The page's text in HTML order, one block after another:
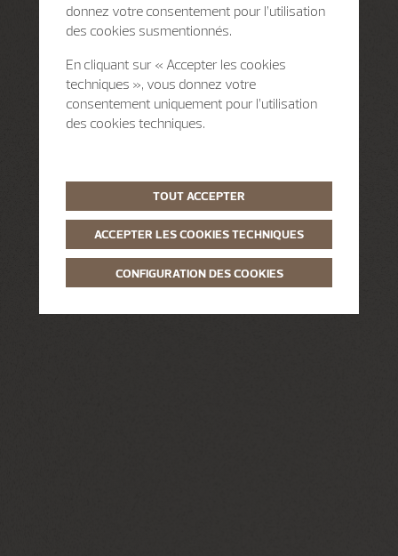
donnez votre consentement pour l’utilisation
des cookies susmentionnés.
En cliquant sur « Accepter les cookies
techniques », vous donnez votre
consentement uniquement pour l’utilisation
des cookies techniques.
TOUT ACCEPTER
ACCEPTER LES COOKIES TECHNIQUES
CONFIGURATION DES COOKIES